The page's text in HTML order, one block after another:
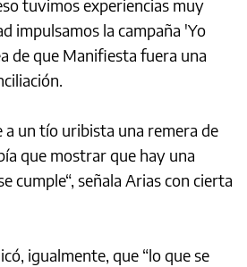
tuvimos experiencias muy
impulsamos la campaña 'Yo
de que Manifiesta fuera una
a un tío uribista una remera de
que mostrar que hay una
cumple“, señala Arias con cierta
igualmente, que “lo que se